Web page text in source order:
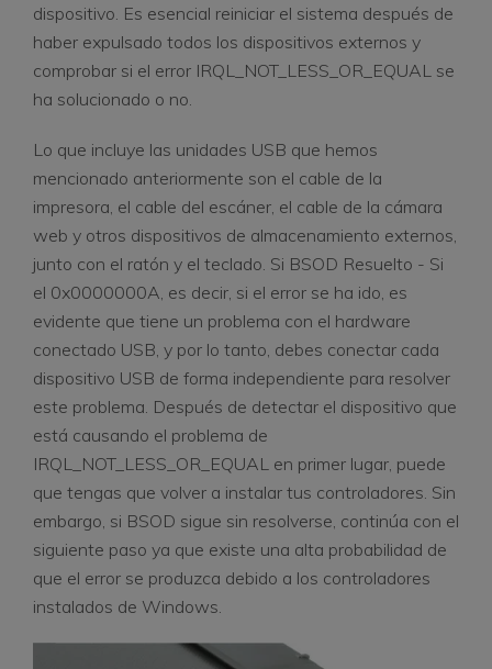
dispositivo. Es esencial reiniciar el sistema después de
haber expulsado todos los dispositivos externos y
comprobar si el error IRQL_NOT_LESS_OR_EQUAL se
ha solucionado o no.
Lo que incluye las unidades USB que hemos
mencionado anteriormente son el cable de la
impresora, el cable del escáner, el cable de la cámara
web y otros dispositivos de almacenamiento externos,
junto con el ratón y el teclado. Si BSOD Resuelto - Si
el 0x0000000A, es decir, si el error se ha ido, es
evidente que tiene un problema con el hardware
conectado USB, y por lo tanto, debes conectar cada
dispositivo USB de forma independiente para resolver
este problema. Después de detectar el dispositivo que
está causando el problema de
IRQL_NOT_LESS_OR_EQUAL en primer lugar, puede
que tengas que volver a instalar tus controladores. Sin
embargo, si BSOD sigue sin resolverse, continúa con el
siguiente paso ya que existe una alta probabilidad de
que el error se produzca debido a los controladores
instalados de Windows.